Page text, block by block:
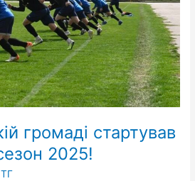
громаді стартував
2025!